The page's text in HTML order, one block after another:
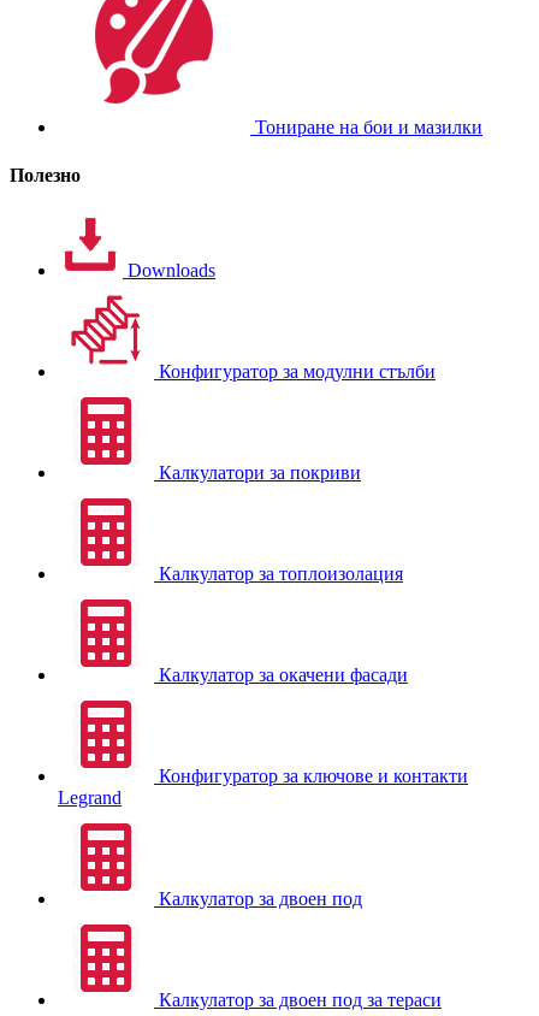
Тониране на бои и мазилки
Полезно
Downloads
Конфигуратор за модулни стълби
Калкулатори за покриви
Калкулатор за топлоизолация
Калкулатор за окачени фасади
Конфигуратор за ключове и контакти
Legrand
Калкулатор за двоен под
Калкулатор за двоен под за тераси